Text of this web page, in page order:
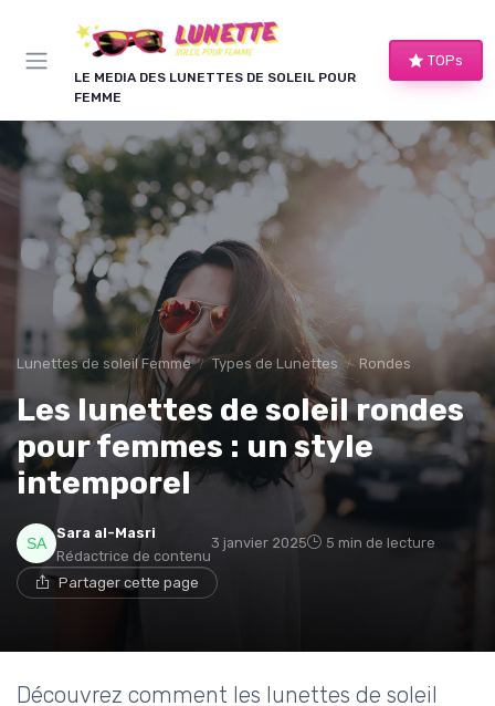
LE MEDIA DES LUNETTES DE SOLEIL POUR
FEMME
TOPs
Lunettes de soleil Femme Types de Lunettes Rondes
Les lunettes de soleil rondes
pour femmes : un style
intemporel
Sara al-Masri
Rédactrice de contenu
3 janvier 2025 5 min de lecture
Partager cette page
Découvrez comment les lunettes de soleil